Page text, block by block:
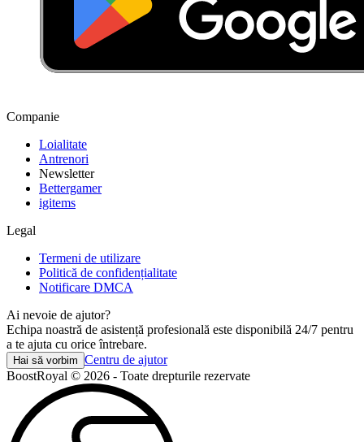
Companie
Loialitate
Antrenori
Newsletter
Bettergamer
igitems
Legal
Termeni de utilizare
Politică de confidențialitate
Notificare DMCA
Ai nevoie de ajutor?
Echipa noastră de asistență profesională este disponibilă 24/7 pentru
a te ajuta cu orice întrebare.
Hai să vorbim Centru de ajutor
BoostRoyal © 2026 - Toate drepturile rezervate